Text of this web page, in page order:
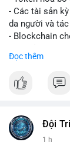
- Các tài sản
da người và
- Blockchain
- Câu hỏi về
bất thường.
$btc $eth
Đọc thêm
Đội
1 h